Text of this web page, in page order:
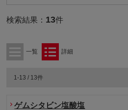
検索結果： 13件
一覧 詳細
1-13 / 13件
ゲムシタビン塩酸塩